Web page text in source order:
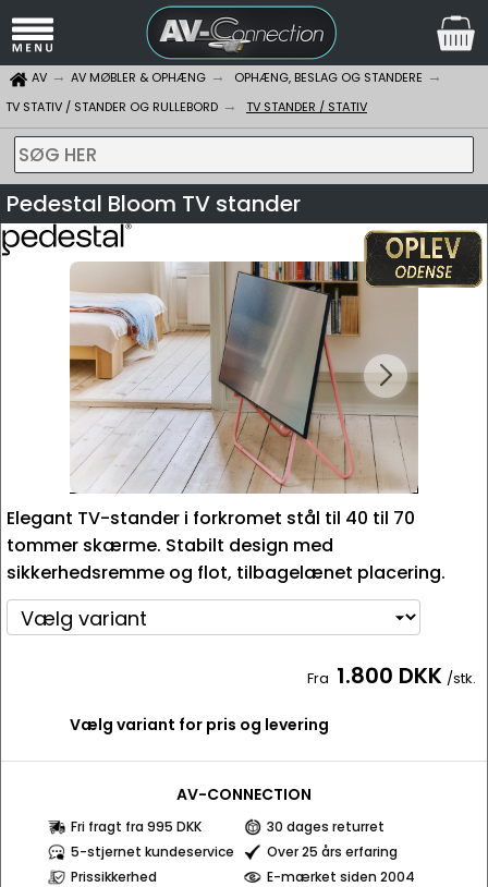
AV AV MØBLER & OPHÆNG
OPHÆNG, BESLAG OG STANDERE
TV STATIV / STANDER OG RULLEBORD
TV STANDER / STATIV
SØG HER
Pedestal Bloom TV stander
Elegant TV-stander i forkromet stål til 40 til 70
tommer skærme. Stabilt design med
sikkerhedsremme og flot, tilbagelænet placering.
Fra 1.800 DKK /stk.
Vælg variant for pris og levering
AV-CONNECTION
Fri fragt fra 995 DKK
30 dages returret
5-stjernet kundeservice
Over 25 års erfaring
Prissikkerhed
E-mærket siden 2004